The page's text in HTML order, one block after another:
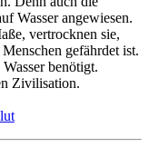
Wasser angewiesen.
vertrocknen sie,
gefährdet ist.
benötigt.
Zivilisation.